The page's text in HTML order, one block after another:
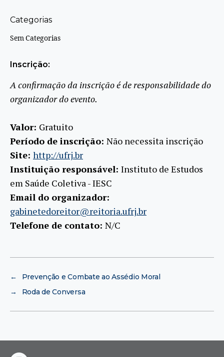
Categorias
Sem Categorias
Inscrição:
A confirmação da inscrição é de responsabilidade do
organizador do evento.
Valor: Gratuito
Período de inscrição: Não necessita inscrição
Site: http://ufrj.br
Instituição responsável: Instituto de Estudos
em Saúde Coletiva - IESC
Email do organizador:
gabinetedoreitor@reitoria.ufrj.br
Telefone de contato: N/C
←
Prevenção e Combate ao Assédio Moral
→
Roda de Conversa